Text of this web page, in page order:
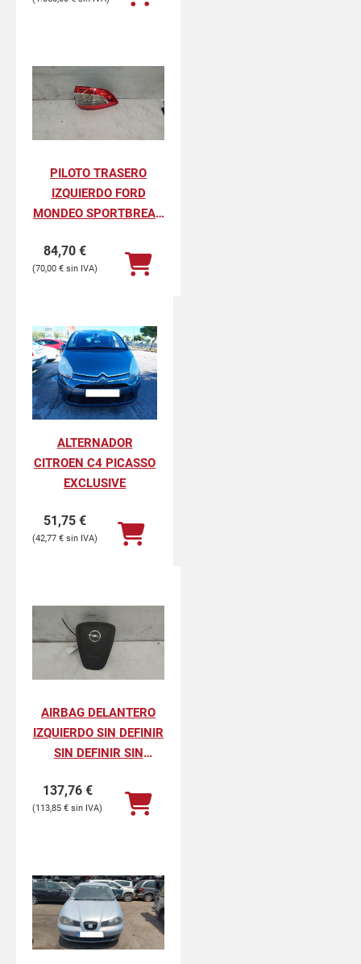
PILOTO TRASERO
IZQUIERDO FORD
MONDEO SPORTBREAK
84,70 €
70,00 €
ALTERNADOR
CITROEN C4 PICASSO
EXCLUSIVE
51,75 €
42,77 €
AIRBAG DELANTERO
IZQUIERDO SIN DEFINIR
SIN DEFINIR SIN
137,76 €
113,85 €